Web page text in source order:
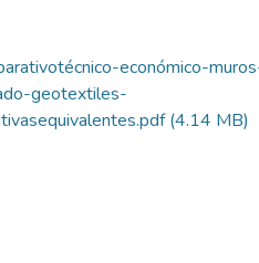
económico-
geotextiles-
(4.14 MB)